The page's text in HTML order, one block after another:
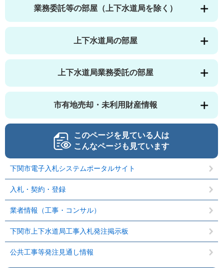
業務委託等の部屋（上下水道局を除く）
上下水道局の部屋
上下水道局業務委託の部屋
市有地売却・未利用財産情報
このページを見ている人は
こんなページも見ています
下関市電子入札システムポータルサイト
入札・契約・登録
業者情報（工事・コンサル）
下関市上下水道局工事入札発注掲示板
公共工事等発注見通し情報